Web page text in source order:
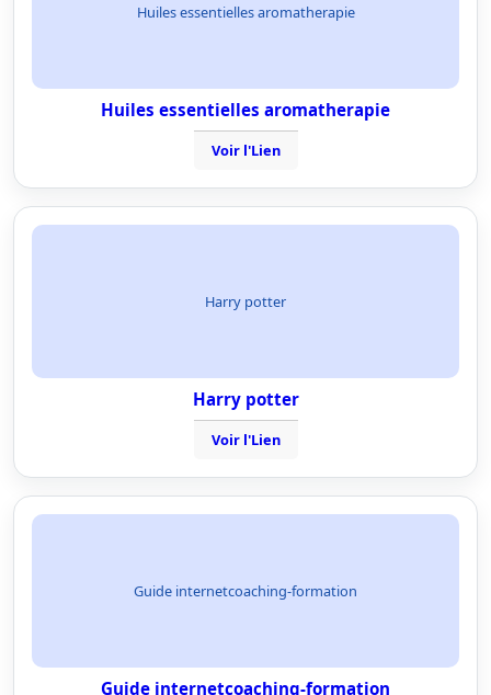
Huiles essentielles aromatherapie
Huiles essentielles aromatherapie
Voir l'Lien
Harry potter
Harry potter
Voir l'Lien
Guide internetcoaching-formation
Guide internetcoaching-formation